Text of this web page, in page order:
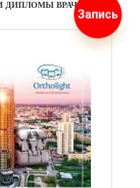
Запись
ДИПЛОМЫ ВРАЧА